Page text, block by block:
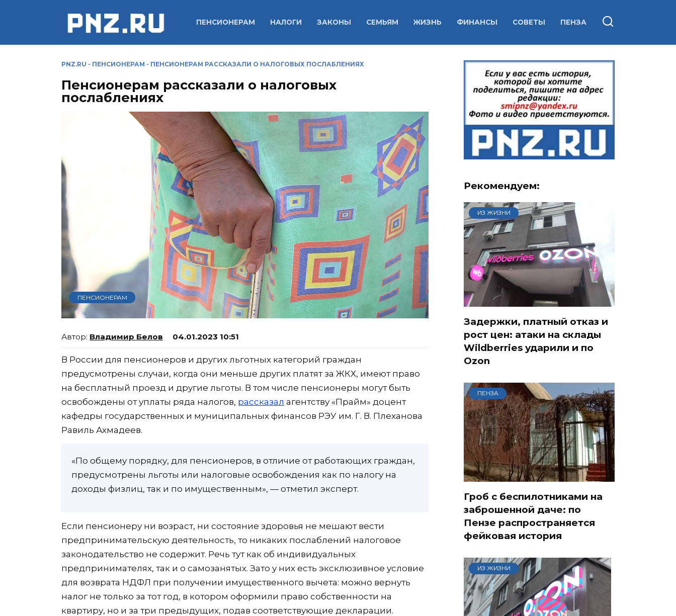
ПЕНСИОНЕРАМ НАЛОГИ ЗАКОНЫ СЕМЬЯМ ЖИЗНЬ ФИНАНСЫ СОВЕТЫ ПЕНЗА
PNZ.RU - ПЕНСИОНЕРАМ - ПЕНСИОНЕРАМ РАССКАЗАЛИ О НАЛОГОВЫХ ПОСЛАБЛЕНИЯХ
Пенсионерам рассказали о налоговых
послаблениях
ПЕНСИОНЕРАМ
Владимир Белов 04.01.2023 10:51
В России для пенсионеров и других льготных категорий граждан
предусмотрены случаи, когда они меньше других платят за ЖКХ, имеют право
на бесплатный проезд и другие льготы. В том числе пенсионеры могут быть
освобождены от уплаты ряда налогов, рассказал агентству «Прайм» доцент
кафедры государственных и муниципальных финансов РЭУ им. Г. В. Плеханова
Равиль Ахмадеев.
«По общему порядку, для пенсионеров, в отличие от работающих граждан,
предусмотрены льготы или налоговые освобождения как по налогу на
доходы физлиц, так и по имущественным», — отметил эксперт.
Если пенсионеру ни возраст, ни состояние здоровья не мешают вести
предпринимательскую деятельность, то никаких послаблений налоговое
законодательство не содержит. Речь тут как об индивидуальных
предпринимателях, так и о самозанятых. Зато у них есть эксклюзивное условие
для возврата НДФЛ при получении имущественного вычета: можно вернуть
налог не только за тот год, в котором оформили право собственности на
квартиру, но и за три предыдущих, подав соответствующие декларации.
Рекомендуем:
ИЗ ЖИЗНИ
Задержки, платный отказ и
рост цен: атаки на склады
Wildberries ударили и по
Ozon
ПЕНЗА
Гроб с беспилотниками на
заброшенной даче: по
Пензе распространяется
фейковая история
ИЗ ЖИЗНИ